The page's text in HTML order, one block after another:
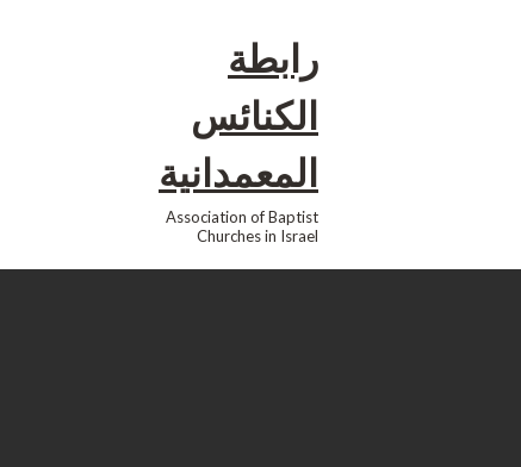
رابطة
الكنائس
المعمدانية
Association of Baptist
Churches in Israel